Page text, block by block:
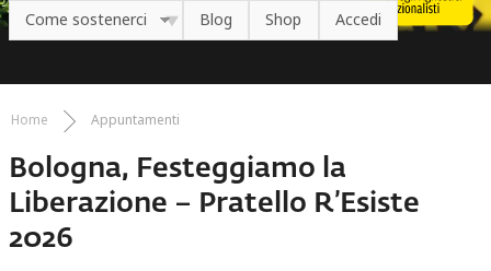
Come sostenerci
Blog Shop Accedi
Tu sei qui
Home Appuntamenti
Bologna, Festeggiamo la
Liberazione – Pratello R’Esiste
2026